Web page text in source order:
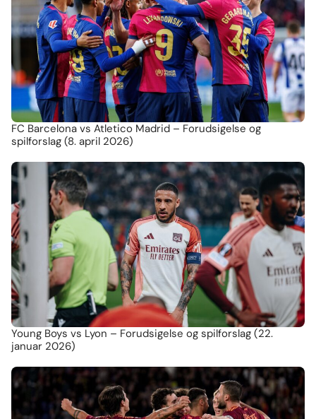
FC Barcelona vs Atletico Madrid – Forudsigelse og
spilforslag (8. april 2026)
Young Boys vs Lyon – Forudsigelse og spilforslag (22.
januar 2026)